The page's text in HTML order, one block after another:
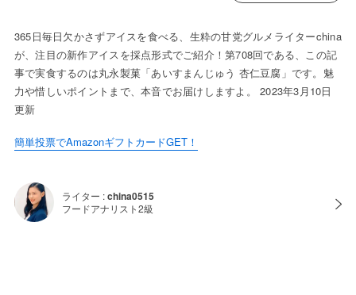
365日毎日欠かさずアイスを食べる、生粋の甘党グルメライターchina
が、注目の新作アイスを採点形式でご紹介！第708回である、この記
事で実食するのは丸永製菓「あいすまんじゅう 杏仁豆腐」です。魅
力や惜しいポイントまで、本音でお届けしますよ。 2023年3月10日
更新
簡単投票でAmazonギフトカードGET！
ライター :china0515
フードアナリスト2級